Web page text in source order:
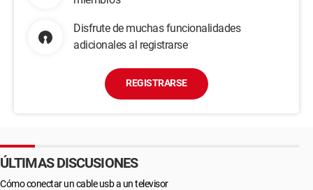
Disfrute de muchas funcionalidades
adicionales al registrarse
REGISTRARSE
ÚLTIMAS DISCUSIONES
Cómo conectar un cable usb a un televisor